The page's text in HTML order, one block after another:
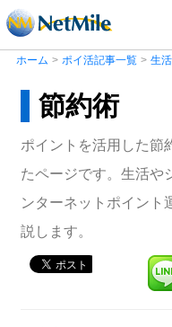
ホーム > ポイ活記事一覧 > 生活
節約術
ポイントを活用した節
たページです。生活や
ンターネットポイント
説します。